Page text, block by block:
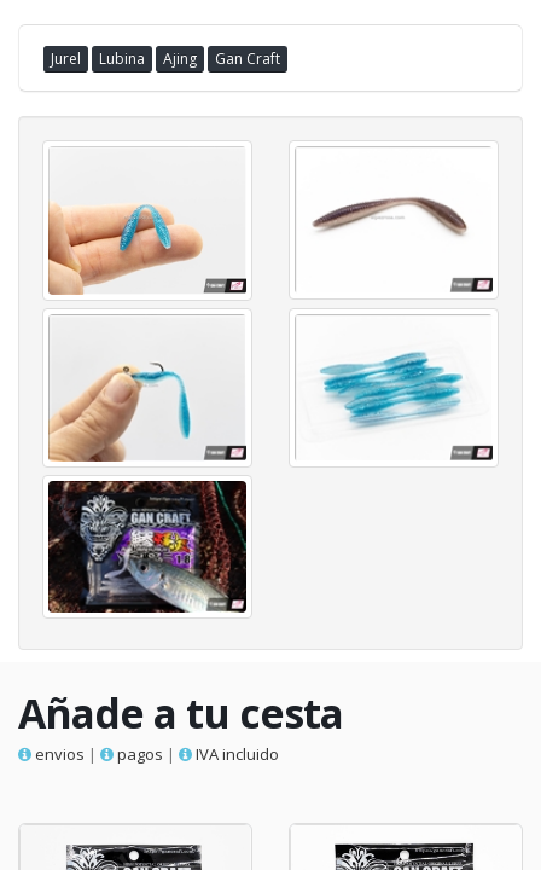
Jurel Lubina Ajing Gan Craft
Añade a tu cesta
envios | pagos | IVA incluido